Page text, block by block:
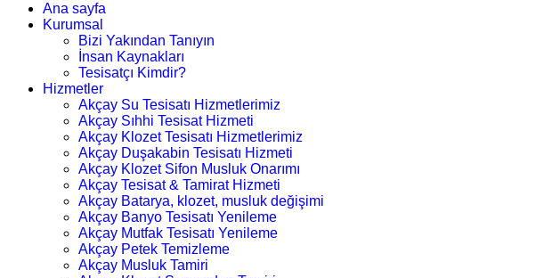
Ana sayfa
Kurumsal
Bizi Yakından Tanıyın
İnsan Kaynakları
Tesisatçı Kimdir?
Hizmetler
Akçay Su Tesisatı Hizmetlerimiz
Akçay Sıhhi Tesisat Hizmeti
Akçay Klozet Tesisatı Hizmetlerimiz
Akçay Duşakabin Tesisatı Hizmeti
Akçay Klozet Sifon Musluk Onarımı
Akçay Tesisat & Tamirat Hizmeti
Akçay Batarya, klozet, musluk değişimi
Akçay Banyo Tesisatı Yenileme
Akçay Mutfak Tesisatı Yenileme
Akçay Petek Temizleme
Akçay Musluk Tamiri